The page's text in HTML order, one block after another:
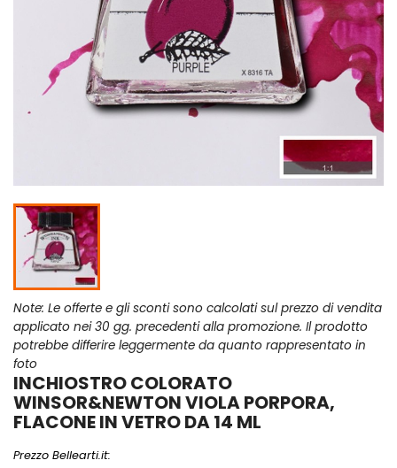
Note: Le offerte e gli sconti sono calcolati sul prezzo di vendita
applicato nei 30 gg. precedenti alla promozione. Il prodotto
potrebbe differire leggermente da quanto rappresentato in
foto
INCHIOSTRO COLORATO
WINSOR&NEWTON VIOLA PORPORA,
FLACONE IN VETRO DA 14 ML
Prezzo Bellearti.it: